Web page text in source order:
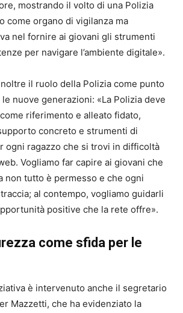
mostrando il volto di una Polizia
come organo di vigilanza ma
nel fornire ai giovani gli strumenti
per navigare l’ambiente digitale».
il ruolo della Polizia come punto
nuove generazioni: «La Polizia deve
riferimento e alleato fidato,
concreto e strumenti di
ogni ragazzo che si trovi in difficoltà
Vogliamo far capire ai giovani che
non tutto è permesso e che ogni
al contempo, vogliamo guidarli
positive che la rete offre».
come sfida per le
è intervenuto anche il segretario
Mazzetti, che ha evidenziato la